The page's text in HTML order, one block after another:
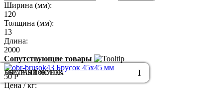
Ширина (мм):
120
Толщина (мм):
13
Длина:
2000
Сопутствующие товары
Брусок 45x45 мм
50 Р
Цена / кг:
ОБРАТНЫЙ ЗВОНОК
БЫСТРАЯ ПОКУПКА